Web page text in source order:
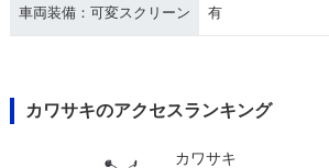
車両装備：可変スクリーン 有
カワサキのアクセスランキング
カワサキ